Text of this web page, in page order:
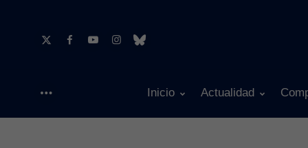
Inicio Actualidad